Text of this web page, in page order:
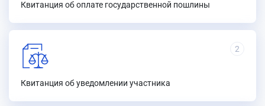
Квитанция об оплате государственной пошлины
2
Квитанция об уведомлении участника